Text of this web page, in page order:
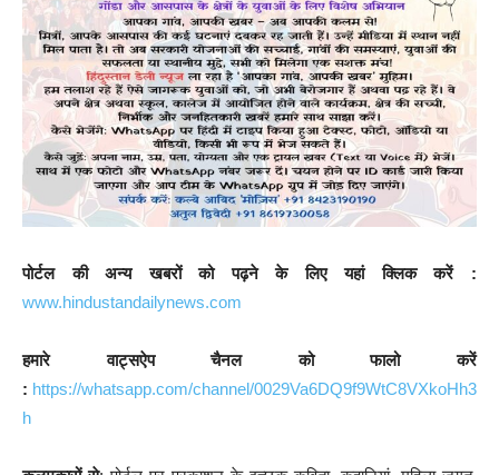
पोर्टल की अन्य खबरों को पढ़ने के लिए यहां क्लिक करें :
www.hindustandailynews.com
हमारे वाट्सऐप चैनल को फालो करें
: https://whatsapp.com/channel/0029Va6DQ9f9WtC8VXkoHh3
h